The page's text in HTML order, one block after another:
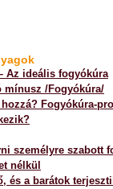
Az ideális fogyókúra
mínusz /Fogyókúra/
Fogyókúra-
személyre szabott
nélkül
és a barátok